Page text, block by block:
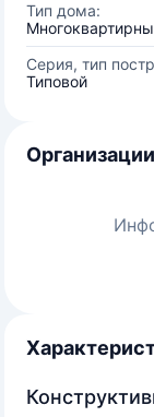
Тип дома:
Серия, тип
Типовой